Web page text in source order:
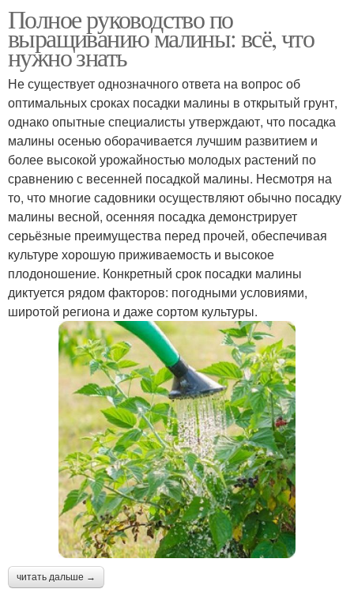
Полное руководство по
выращиванию малины: всё, что
нужно знать
Не существует однозначного ответа на вопрос об
оптимальных сроках посадки малины в открытый грунт,
однако опытные специалисты утверждают, что посадка
малины осенью оборачивается лучшим развитием и
более высокой урожайностью молодых растений по
сравнению с весенней посадкой малины. Несмотря на
то, что многие садовники осуществляют обычно посадку
малины весной, осенняя посадка демонстрирует
серьёзные преимущества перед прочей, обеспечивая
культуре хорошую приживаемость и высокое
плодоношение. Конкретный срок посадки малины
диктуется рядом факторов: погодными условиями,
широтой региона и даже сортом культуры.
читать дальше →